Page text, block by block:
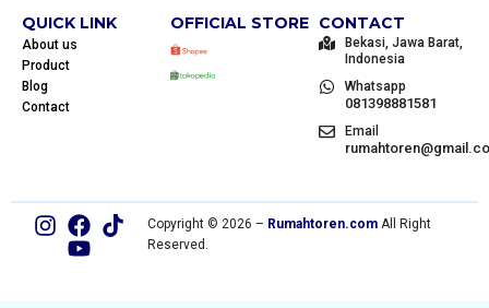
QUICK LINK
About us
Product
Blog
Contact
OFFICIAL STORE CONTACT
Bekasi, Jawa Barat,
Indonesia
Whatsapp
081398881581
Email
Copyright © 2026 – Rumahtoren.comAll Right
Reserved.